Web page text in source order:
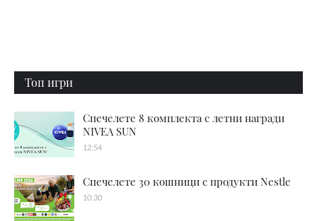
Топ игри
Спечелете 8 комплекта с летни награди
NIVEA SUN
12:54
Спечелете 30 кошници с продукти Nestle
10:30